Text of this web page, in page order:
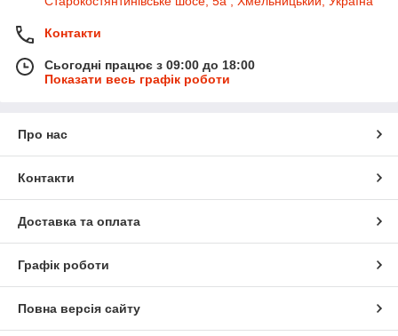
Контакти
Сьогодні працює з 09:00 до 18:00
Показати весь графік роботи
Про нас
Контакти
Доставка та оплата
Графік роботи
Повна версія сайту